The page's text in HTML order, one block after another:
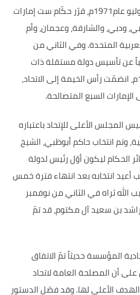
عام1971م، قرّر حكّام ست إمارات
ودبي، والشارقة، وعجمان، وأم
المتحدة.وفي الثاني من
عن تأسيس دولة مستقلة ذات
م، انضمّت رأس الخيمة إلى الاتحاد،
السبع المتصالحة.
المجلس الأعلى للإتحاد باعتباره
وتم انتخاب حاكم أبوظبي، الشيخ
الحكام ليكون أوّل رئيس لدولة
أعيد انتخابه بعد انتهاء فترة خمس
الله ثراه في الثاني من نوفمبر
بن سعيد آل مكتوم، قد تمّ
المؤسسة حديثاً تمّ الاتفاق
أن المصلحة العامة لاتحاد
الأعلى لها.وقد فصّل الدستور